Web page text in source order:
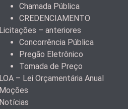
Chamada Pública
CREDENCIAMENTO
Licitações – anteriores
Concorrência Pública
Pregão Eletrônico
Tomada de Preço
LOA – Lei Orçamentária Anual
Moções
Notícias